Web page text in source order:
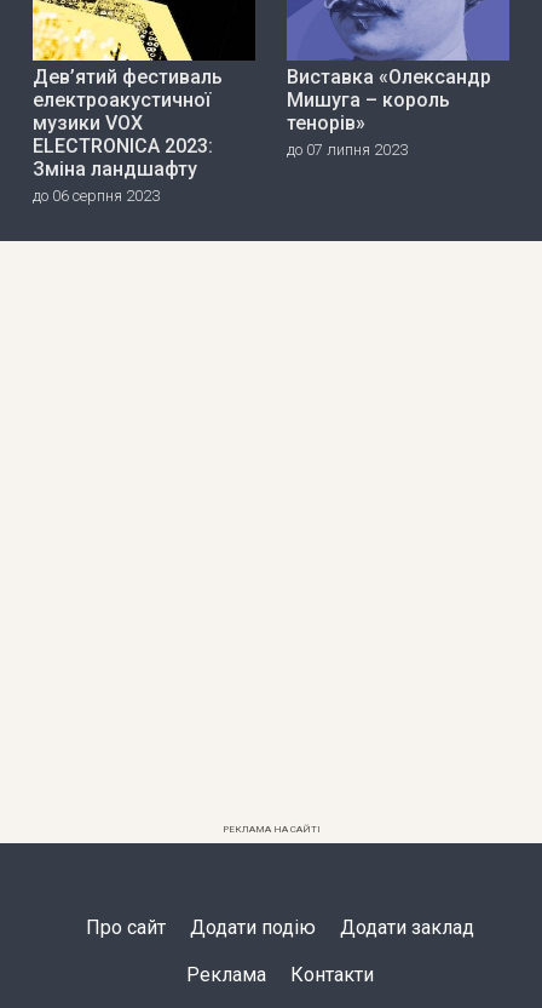
Дев’ятий фестиваль
електроакустичної
музики VOX
ELECTRONICA 2023:
Зміна ландшафту
до 06 серпня 2023
Виставка «Олександр
Мишуга – король
тенорів»
до 07 липня 2023
РЕКЛАМА НА САЙТІ
Про сайт Додати подію Додати заклад
Реклама Контакти